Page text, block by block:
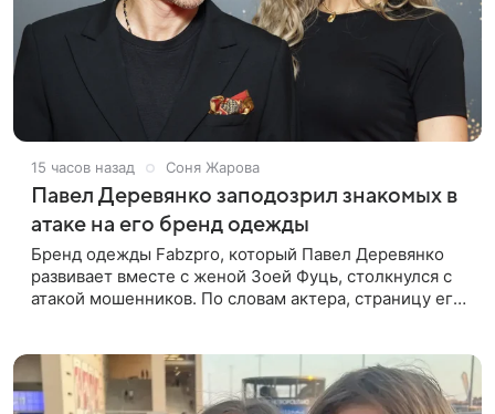
15 часов назад Соня Жарова
Павел Деревянко заподозрил знакомых в
атаке на его бренд одежды
Бренд одежды Fabzpro, который Павел Деревянко
развивает вместе с женой Зоей Фуць, столкнулся с
атакой мошенников. По словам актера, страницу его